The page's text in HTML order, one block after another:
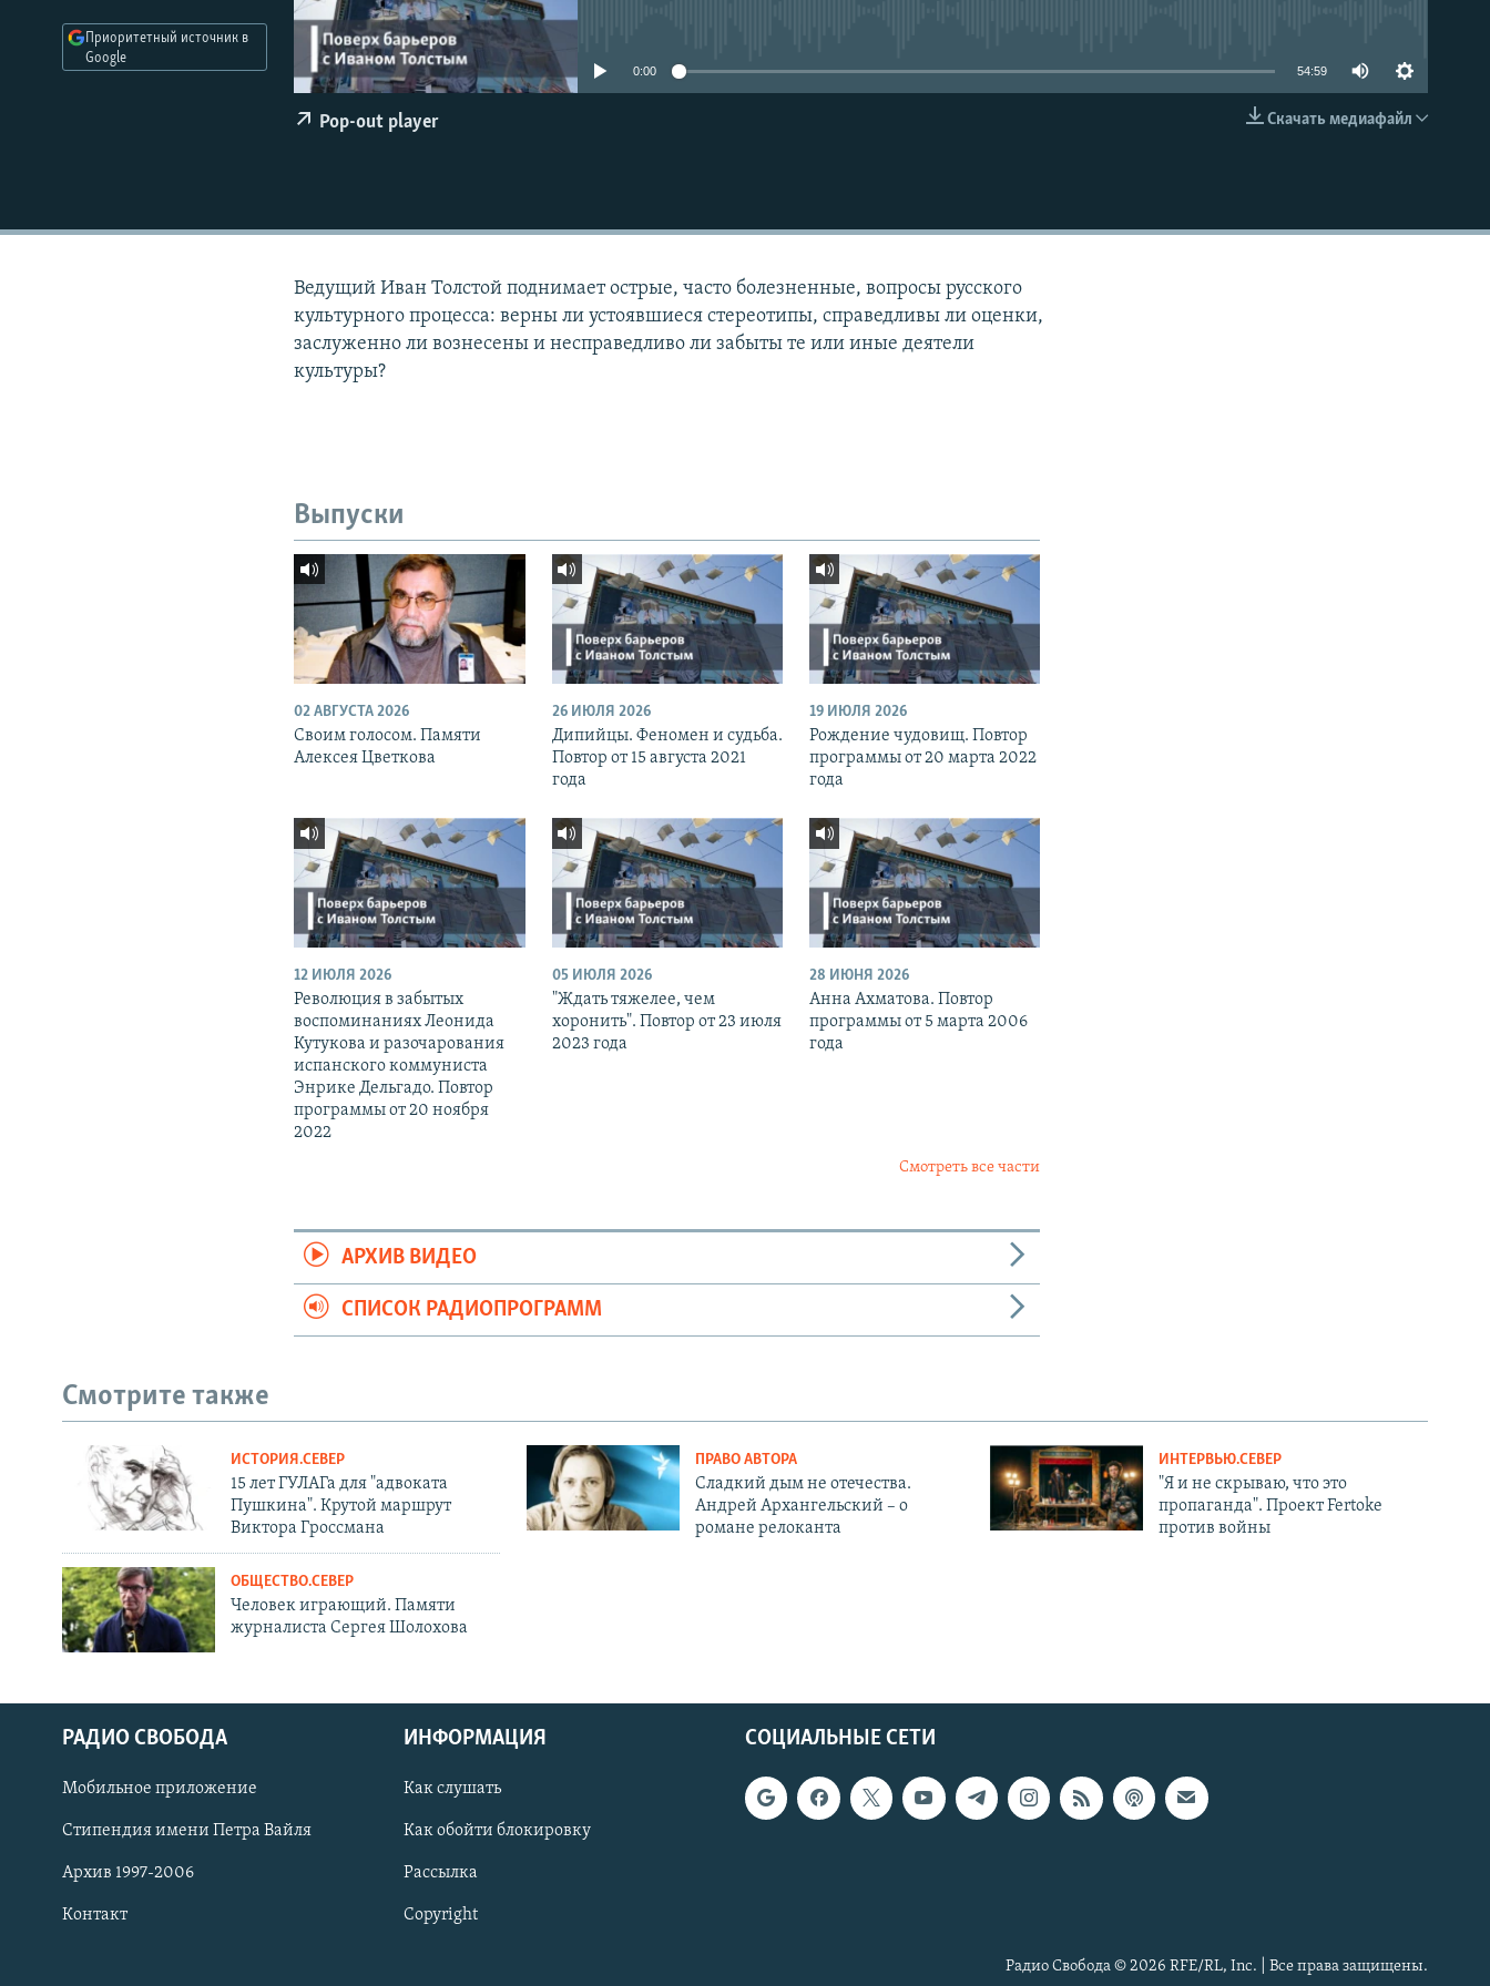
ПОДПИШИТЕСЬ НА РАССЫЛКУ
СОЦИАЛЬНЫЕ СЕТИ
EMBED
0:00 54:59
Скачать медиафайл
Pop-out player
Приоритетный источник в
Google
Ведущий Иван Толстой поднимает острые, часто болезненные, вопросы русского
культурного процесса: верны ли устоявшиеся стереотипы, справедливы ли оценки,
заслуженно ли вознесены и несправедливо ли забыты те или иные деятели
культуры?
Выпуски
02 АВГУСТА 2026
Своим голосом. Памяти
Алексея Цветкова
26 ИЮЛЯ 2026
Дипийцы. Феномен и судьба.
Повтор от 15 августа 2021
года
19 ИЮЛЯ 2026
Рождение чудовищ. Повтор
программы от 20 марта 2022
года
12 ИЮЛЯ 2026
Революция в забытых
воспоминаниях Леонида
Кутукова и разочарования
испанского коммуниста
Энрике Дельгадо. Повтор
программы от 20 ноября
2022
05 ИЮЛЯ 2026
"Ждать тяжелее, чем
хоронить". Повтор от 23 июля
2023 года
28 ИЮНЯ 2026
Анна Ахматова. Повтор
программы от 5 марта 2006
года
Смотреть все части
АРХИВ ВИДЕО
СПИСОК РАДИОПРОГРАММ
Смотрите также
ИСТОРИЯ.СЕВЕР
15 лет ГУЛАГа для "адвоката
Пушкина". Крутой маршрут
Виктора Гроссмана
ПРАВО АВТОРА
Сладкий дым не отечества.
Андрей Архангельский – о
романе релоканта
ИНТЕРВЬЮ.СЕВЕР
"Я и не скрываю, что это
пропаганда". Проект Fertoke
против войны
ОБЩЕСТВО.СЕВЕР
Человек играющий. Памяти
журналиста Сергея Шолохова
СОЦИАЛЬНЫЕ СЕТИ
РАДИО СВОБОДА
Мобильное приложение
Стипендия имени Петра Вайля
Архив 1997-2006
Контакт
ИНФОРМАЦИЯ
Как слушать
Как обойти блокировку
Рассылка
Copyright
Радио Свобода © 2026 RFE/RL, Inc. | Все права защищены.